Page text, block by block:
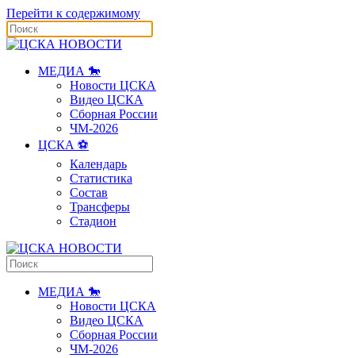
Перейти к содержимому
МЕДИА 🐎
Новости ЦСКА
Видео ЦСКА
Сборная России
ЧМ-2026
ЦСКА ⚽️
Календарь
Статистика
Состав
Трансферы
Стадион
МЕДИА 🐎
Новости ЦСКА
Видео ЦСКА
Сборная России
ЧМ-2026